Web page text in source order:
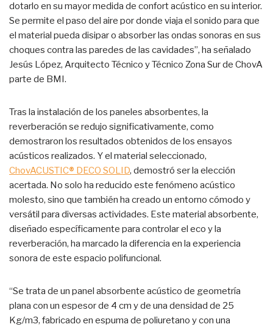
dotarlo en su mayor medida de confort acústico en su interior.
Se permite el paso del aire por donde viaja el sonido para que
el material pueda disipar o absorber las ondas sonoras en sus
choques contra las paredes de las cavidades”, ha señalado
Jesús López, Arquitecto Técnico y Técnico Zona Sur de ChovA
parte de BMI.
Tras la instalación de los paneles absorbentes, la
reverberación se redujo significativamente, como
demostraron los resultados obtenidos de los ensayos
acústicos realizados. Y el material seleccionado,
ChovACUSTIC® DECO SOLID, demostró ser la elección
acertada. No solo ha reducido este fenómeno acústico
molesto, sino que también ha creado un entorno cómodo y
versátil para diversas actividades. Este material absorbente,
diseñado específicamente para controlar el eco y la
reverberación, ha marcado la diferencia en la experiencia
sonora de este espacio polifuncional.
“Se trata de un panel absorbente acústico de geometría
plana con un espesor de 4 cm y de una densidad de 25
Kg/m3, fabricado en espuma de poliuretano y con una